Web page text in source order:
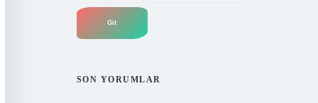
SON YORUMLAR